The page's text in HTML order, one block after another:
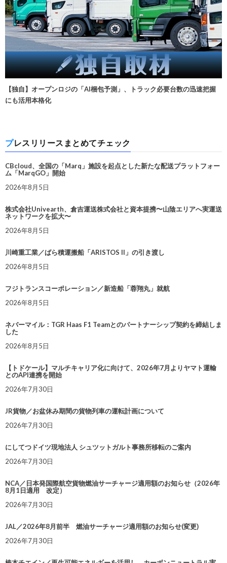
【独自】オープンロジの「AI梱包予測」、トラック必要台数の迅速把握
にも活用本格化
プレスリリースまとめてチェック
CBcloud、全国の「Marq」施設を起点とした新たな配送プラットフォー
ム「MarqGO」開始
2026年8月5日
株式会社Univearth、倉吉運送株式会社と資本提携〜山陰エリアへ実運送
ネットワークを拡大〜
2026年8月5日
川崎重工業／ばら積運搬船「ARISTOS II」の引き渡し
2026年8月5日
フジトランスコーポレーション／新造船「蓉翔丸」就航
2026年8月5日
ネバーマイル：TGR Haas F1 Teamとのパートナーシップ契約を締結しま
した
2026年8月5日
【トドケール】マルチキャリア化に向けて、2026年7月よりヤマト運輸
とのAPI連携を開始
2026年7月30日
JR貨物／お盆休み期間の貨物列車の運転計画について
2026年7月30日
にしてつドイツ現地法人 シュツットガルト事務所移転のご案内
2026年7月30日
NCA／日本発国際航空貨物燃油サーチャージ適用額のお知らせ（2026年
8月1日適用 改定）
2026年7月30日
JAL／2026年8月前半 燃油サーチャージ適用額のお知らせ(変更)
2026年7月30日